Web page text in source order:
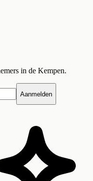
in de Kempen.
Aanmelden